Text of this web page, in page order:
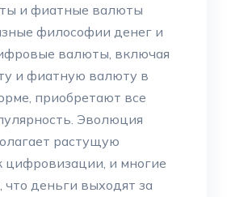
и фиатные валюты
философии денег и
валюты, включая
и фиатную валюту в
приобретают все
Эволюция
растущую
цифровизации, и многие
деньги выходят за